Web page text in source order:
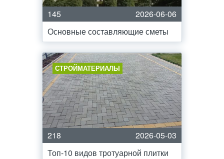
145
2026-06-06
Основные составляющие сметы
СТРОЙМАТЕРИАЛЫ
218
2026-05-03
Топ-10 видов тротуарной плитки